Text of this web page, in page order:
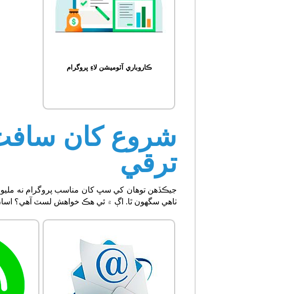
ڪاروباري آٽوميشن لاءِ پروگرام
شروع کان
ترقي
جيڪڏهن توهان کي سڀ کان مناسب پروگرام نه
ٺاهي سگهون ٿا. اڳ ۾ ئي هڪ خواهش لسٽ آهي؟ اسان